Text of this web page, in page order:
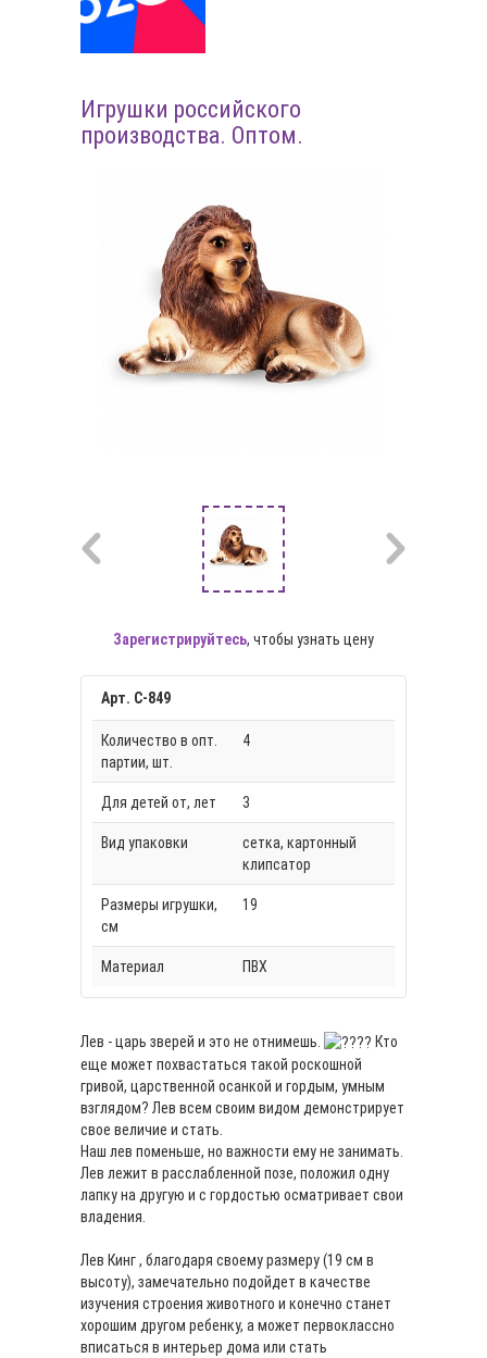
Игрушки российского
производства. Оптом.
Зарегистрируйтесь, чтобы узнать цену
Арт. С-849
Количество в опт.
партии, шт.
4
Для детей от, лет 3
Вид упаковки
сетка, картонный
клипсатор
Размеры игрушки,
см
19
Материал ПВХ
Лев - царь зверей и это не отнимешь.
Кто
еще может похвастаться такой роскошной
гривой, царственной осанкой и гордым, умным
взглядом? Лев всем своим видом демонстрирует
свое величие и стать.
Наш лев поменьше, но важности ему не занимать.
Лев лежит в расслабленной позе, положил одну
лапку на другую и с гордостью осматривает свои
владения.
Лев Кинг , благодаря своему размеру (19 см в
высоту), замечательно подойдет в качестве
изучения строения животного и конечно станет
хорошим другом ребенку, а может первоклассно
вписаться в интерьер дома или стать